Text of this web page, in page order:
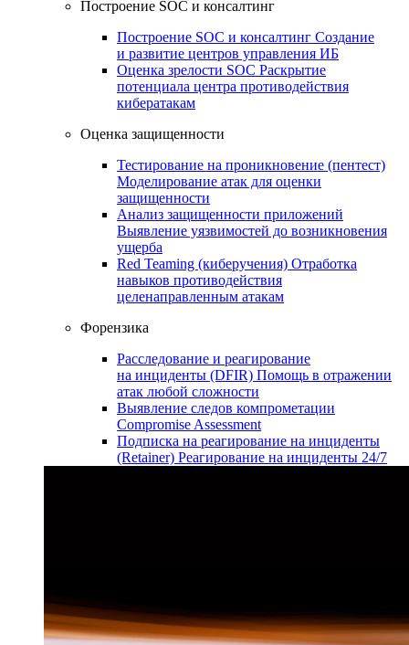
Построение SOC и консалтинг
Построение SOC и консалтинг Создание
и развитие центров управления ИБ
Оценка зрелости SOC Раскрытие
потенциала центра противодействия
кибератакам
Оценка защищенности
Тестирование на проникновение (пентест)
Моделирование атак для оценки
защищенности
Анализ защищенности приложений
Выявление уязвимостей до возникновения
ущерба
Red Teaming (киберучения) Отработка
навыков противодействия
целенаправленным атакам
Форензика
Расследование и реагирование
на инциденты (DFIR) Помощь в отражении
атак любой сложности
Выявление следов компрометации
Compromise Assessment
Подписка на реагирование на инциденты
(Retainer) Реагирование на инциденты 24/7